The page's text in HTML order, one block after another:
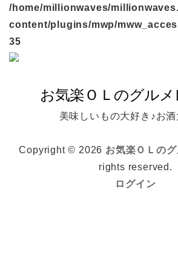
/home/millionwaves/
content/plugins/mwp/
35
美味しいもの大好き♪お
Copyright © 2026 お気楽ＯＬの
rights reserved.
ログイン